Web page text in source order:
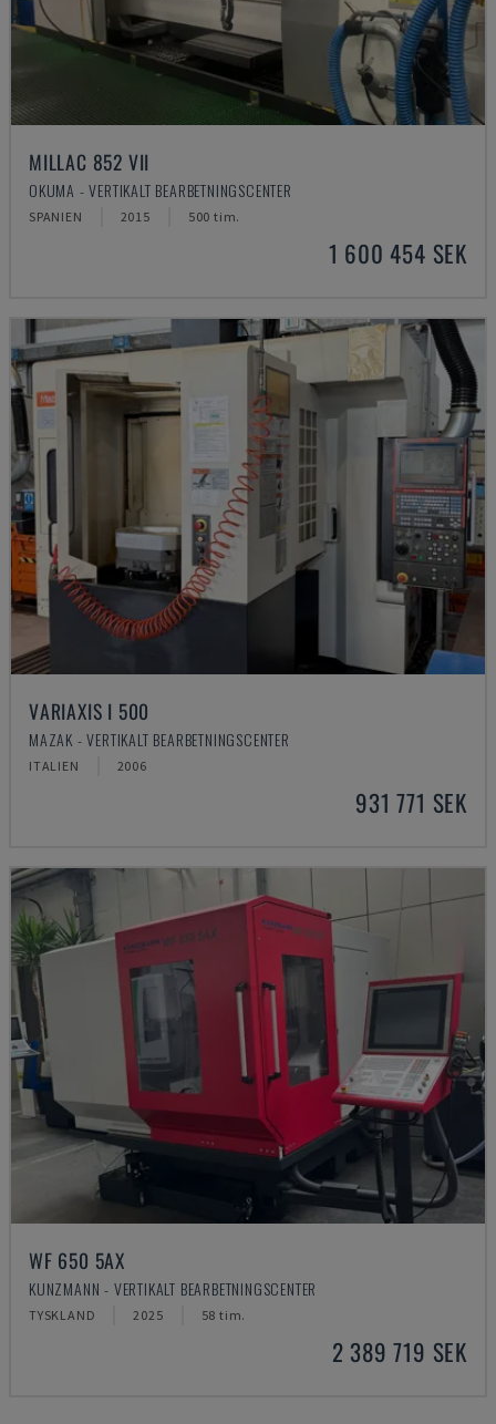
MILLAC 852 VII
OKUMA - VERTIKALT BEARBETNINGSCENTER
SPANIEN 2015 500 tim.
1 600 454 SEK
VARIAXIS I 500
MAZAK - VERTIKALT BEARBETNINGSCENTER
ITALIEN 2006
931 771 SEK
WF 650 5AX
KUNZMANN - VERTIKALT BEARBETNINGSCENTER
TYSKLAND 2025 58 tim.
2 389 719 SEK